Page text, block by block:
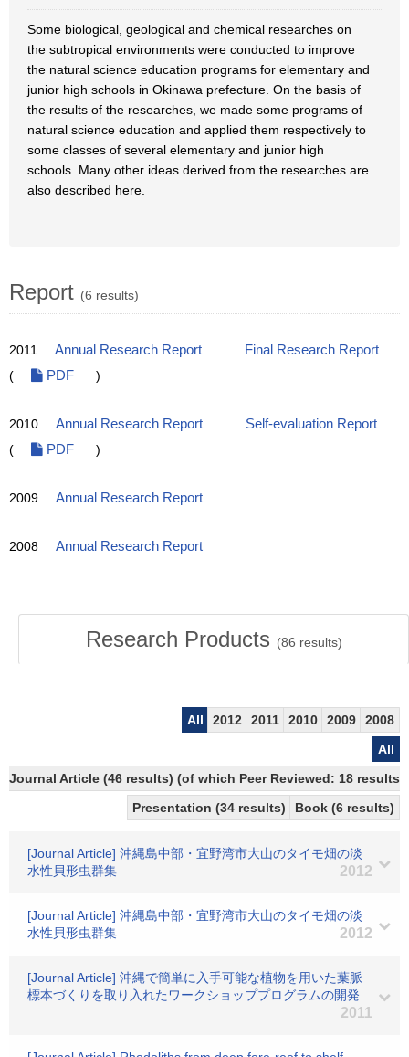
Some biological, geological and chemical researches on
the subtropical environments were conducted to improve
the natural science education programs for elementary and
junior high schools in Okinawa prefecture. On the basis of
the results of the researches, we made some programs of
natural science education and applied them respectively to
some classes of several elementary and junior high
schools. Many other ideas derived from the researches are
also described here.
Report (6 results)
2011 Annual Research Report
Final Research Report
(
PDF )
2010 Annual Research Report
Self-evaluation Report
(
PDF )
2009 Annual Research Report
2008 Annual Research Report
Research Products (86 results)
All 2012 2011 2010 2009
2008
All
Journal Article (46 results) (of which Peer Reviewed: 18 results)
Presentation (34 results)
Book (6 results)
[Journal Article] 沖縄島中部・宜野湾市大山のタイモ畑の淡
水性貝形虫群集
2012
[Journal Article] 沖縄島中部・宜野湾市大山のタイモ畑の淡
水性貝形虫群集
2012
[Journal Article] 沖縄で簡単に入手可能な植物を用いた葉脈
標本づくりを取り入れたワークショッププログラムの開発
2011